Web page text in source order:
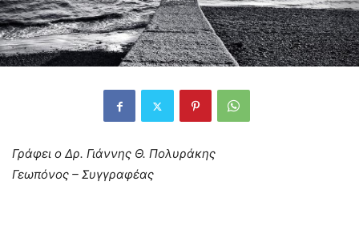
Γράφει ο Δρ. Γιάννης Θ. Πολυράκης
Γεωπόνος – Συγγραφέας